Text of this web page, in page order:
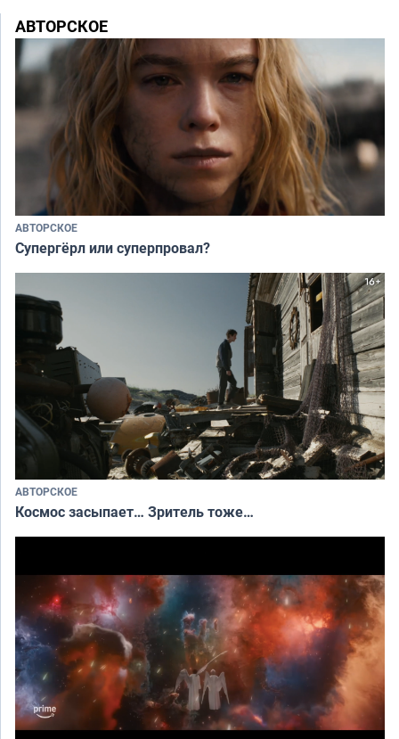
АВТОРСКОЕ
АВТОРСКОЕ
Супергёрл или суперпровал?
АВТОРСКОЕ
Космос засыпает… Зритель тоже…